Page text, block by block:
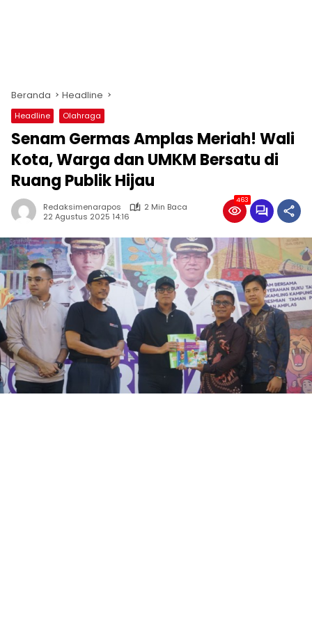
Beranda Headline
Headline Olahraga
Senam Germas Amplas Meriah! Wali
Kota, Warga dan UMKM Bersatu di
Ruang Publik Hijau
Redaksimenarapos
2 Min Baca
22 Agustus 2025 14:16
463